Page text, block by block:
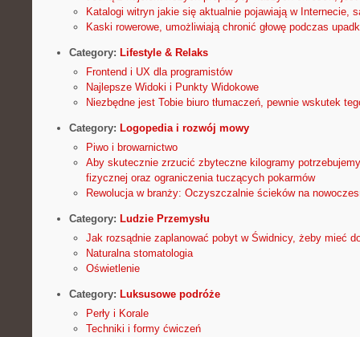
Katalogi witryn jakie się aktualnie pojawiają w Internecie,
Kaski rowerowe, umożliwiają chronić głowę podczas
Category: Lifestyle & Relaks
Frontend i UX dla programistów
Najlepsze Widoki i Punkty Widokowe
Niezbędne jest Tobie biuro tłumaczeń, pewnie wskutek
Category: Logopedia i rozwój mowy
Piwo i browarnictwo
Aby skutecznie zrzucić zbyteczne kilogramy
fizycznej oraz ograniczenia tuczących pokarmów
Rewolucja w branży: Oczyszczalnie ścieków na
Category: Ludzie Przemysłu
Jak rozsądnie zaplanować pobyt w Świdnicy, żeby mieć
Naturalna stomatologia
Oświetlenie
Category: Luksusowe podróże
Perły i Korale
Techniki i formy ćwiczeń